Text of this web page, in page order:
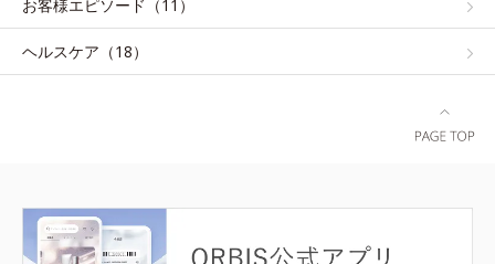
お客様エピソード（11）
ヘルスケア（18）